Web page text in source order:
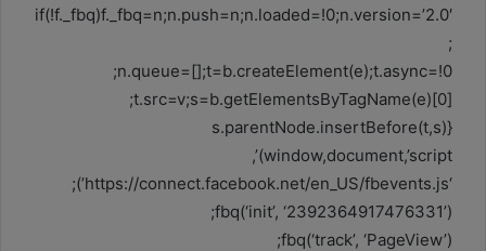
if(!f._fbq)f._fbq=n;n.push=n;n.loaded=!0;n.version=’2.0′
;
n.queue=[];t=b.createElement(e);t.async=!0;
t.src=v;s=b.getElementsByTagName(e)[0];
s.parentNode.insertBefore(t,s)}
(window,document,’script’,
‘https://connect.facebook.net/en_US/fbevents.js’);
fbq(‘init’, ‘2392364917476331’);
fbq(‘track’, ‘PageView’);